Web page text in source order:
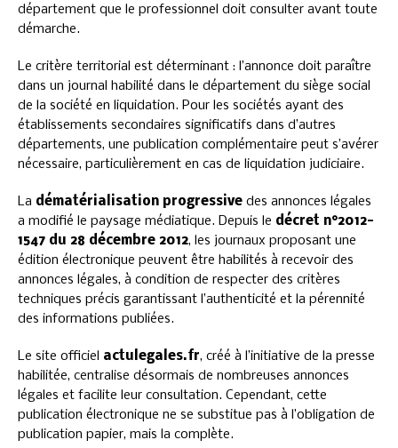
département que le professionnel doit consulter avant toute
démarche.
Le critère territorial est déterminant : l’annonce doit paraître
dans un journal habilité dans le département du siège social
de la société en liquidation. Pour les sociétés ayant des
établissements secondaires significatifs dans d’autres
départements, une publication complémentaire peut s’avérer
nécessaire, particulièrement en cas de liquidation judiciaire.
La dématérialisation progressive des annonces légales
a modifié le paysage médiatique. Depuis le décret n°2012-
1547 du 28 décembre 2012, les journaux proposant une
édition électronique peuvent être habilités à recevoir des
annonces légales, à condition de respecter des critères
techniques précis garantissant l’authenticité et la pérennité
des informations publiées.
Le site officiel actulegales.fr, créé à l’initiative de la presse
habilitée, centralise désormais de nombreuses annonces
légales et facilite leur consultation. Cependant, cette
publication électronique ne se substitue pas à l’obligation de
publication papier, mais la complète.